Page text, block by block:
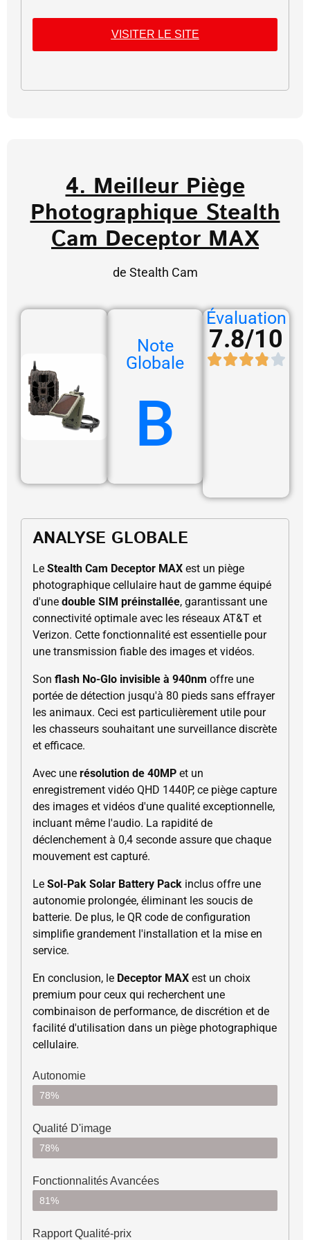
VISITER LE SITE
4. Meilleur Piège
Photographique Stealth
Cam Deceptor MAX
de Stealth Cam
Note
Globale
B
Évaluation
7.8/10
ANALYSE GLOBALE
Le Stealth Cam Deceptor MAX est un piège
photographique cellulaire haut de gamme équipé
d'une double SIM préinstallée, garantissant une
connectivité optimale avec les réseaux AT&T et
Verizon. Cette fonctionnalité est essentielle pour
une transmission fiable des images et vidéos.
Son flash No-Glo invisible à 940nm offre une
portée de détection jusqu'à 80 pieds sans effrayer
les animaux. Ceci est particulièrement utile pour
les chasseurs souhaitant une surveillance discrète
et efficace.
Avec une résolution de 40MP et un
enregistrement vidéo QHD 1440P, ce piège capture
des images et vidéos d'une qualité exceptionnelle,
incluant même l'audio. La rapidité de
déclenchement à 0,4 seconde assure que chaque
mouvement est capturé.
Le Sol-Pak Solar Battery Pack inclus offre une
autonomie prolongée, éliminant les soucis de
batterie. De plus, le QR code de configuration
simplifie grandement l'installation et la mise en
service.
En conclusion, le Deceptor MAX est un choix
premium pour ceux qui recherchent une
combinaison de performance, de discrétion et de
facilité d'utilisation dans un piège photographique
cellulaire.
Autonomie
78%
Qualité D'image
78%
Fonctionnalités Avancées
81%
Rapport Qualité-prix